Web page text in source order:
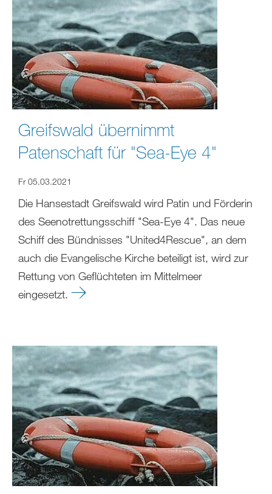
Greifswald übernimmt
Patenschaft für "Sea-Eye 4"
Fr 05.03.2021
Die Hansestadt Greifswald wird Patin und Förderin
des Seenotrettungsschiff "Sea-Eye 4". Das neue
Schiff des Bündnisses "United4Rescue", an dem
auch die Evangelische Kirche beteiligt ist, wird zur
Rettung von Geflüchteten im Mittelmeer
eingesetzt.